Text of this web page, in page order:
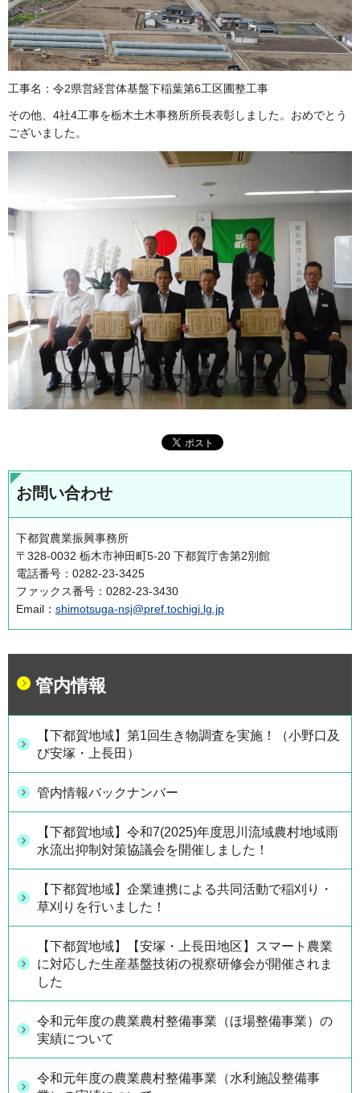
工事名：令2県営経営体基盤下稲葉第6工区圃整工事
その他、4社4工事を栃木土木事務所所長表彰しました。おめでとう
ございました。
お問い合わせ
下都賀農業振興事務所
〒328-0032 栃木市神田町5-20 下都賀庁舎第2別館
電話番号：0282-23-3425
ファックス番号：0282-23-3430
Email： shimotsuga-nsj@pref.tochigi.lg.jp
管内情報
【下都賀地域】第1回生き物調査を実施！（小野口及
び安塚・上長田）
管内情報バックナンバー
【下都賀地域】令和7(2025)年度思川流域農村地域雨
水流出抑制対策協議会を開催しました！
【下都賀地域】企業連携による共同活動で稲刈り・
草刈りを行いました！
【下都賀地域】【安塚・上長田地区】スマート農業
に対応した生産基盤技術の視察研修会が開催されま
した
令和元年度の農業農村整備事業（ほ場整備事業）の
実績について
令和元年度の農業農村整備事業（水利施設整備事